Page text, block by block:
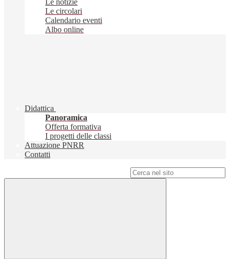
Le notizie
Le circolari
Calendario eventi
Albo online
Didattica
Panoramica
Offerta formativa
I progetti delle classi
Attuazione PNRR
Contatti